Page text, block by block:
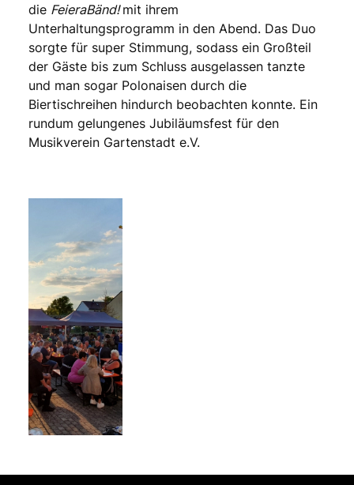
die FeieraBänd!mit ihrem
Unterhaltungsprogramm in den Abend. Das Duo
sorgte für super Stimmung, sodass ein Großteil
der Gäste bis zum Schluss ausgelassen tanzte
und man sogar Polonaisen durch die
Biertischreihen hindurch beobachten konnte. Ein
rundum gelungenes Jubiläumsfest für den
Musikverein Gartenstadt e.V.